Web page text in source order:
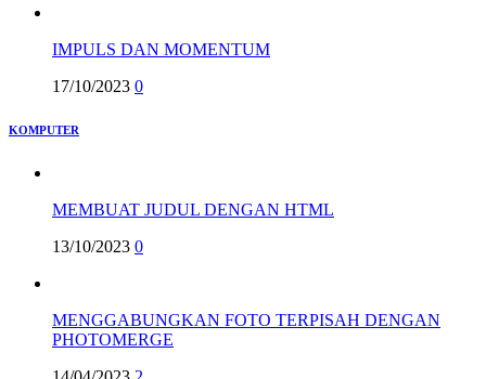
IMPULS DAN MOMENTUM
17/10/2023 0
KOMPUTER
MEMBUAT JUDUL DENGAN HTML
13/10/2023 0
MENGGABUNGKAN FOTO TERPISAH DENGAN
PHOTOMERGE